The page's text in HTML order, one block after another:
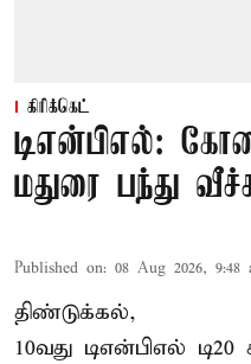
கிரிக்கெட்
டிஎன்பிஎல்:
மதுரை பந்து
Published on: 08 Aug 2026, 9:48
திண்டுக்கல்,
10வது டிஎன்பிஎல் டி20